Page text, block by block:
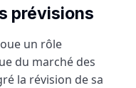
prévisions
un rôle
du marché des
la révision de sa